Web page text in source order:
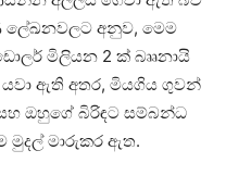
අනුව, මෙම
මිලියන 2 ක් බෲනායි
යවා ඇති අතර, මියගිය ගුවන්
සහ ඔහුගේ බිරිඳට සම්බන්ධ
මුදල් මාරුකර ඇත.